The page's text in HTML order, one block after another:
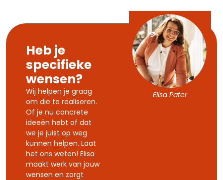
Elisa Pater
Heb je
specifieke
wensen?
Wij helpen je graag
om die te realiseren.
Of je nu concrete
ideeën hebt of dat
we je juist op weg
kunnen helpen. Laat
het ons weten! Elisa
maakt werk van jouw
wensen en zorgt